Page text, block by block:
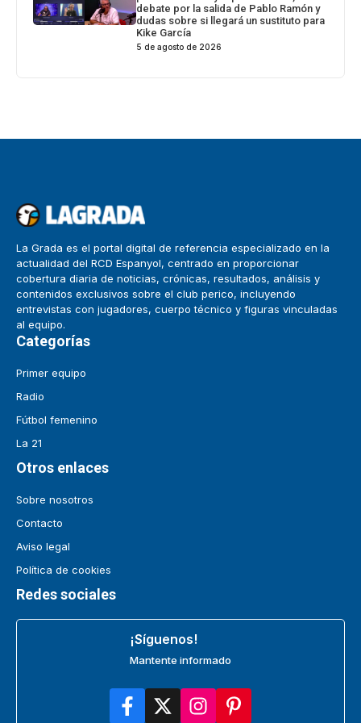
debate por la salida de Pablo Ramón y
dudas sobre si llegará un sustituto para
Kike García
5 de agosto de 2026
La Grada es el portal digital de referencia especializado en la
actualidad del RCD Espanyol, centrado en proporcionar
cobertura diaria de noticias, crónicas, resultados, análisis y
contenidos exclusivos sobre el club perico, incluyendo
entrevistas con jugadores, cuerpo técnico y figuras vinculadas
al equipo.
Categorías
Primer equipo
Radio
Fútbol femenino
La 21
Otros enlaces
Sobre nosotros
Contacto
Aviso legal
Política de cookies
Redes sociales
¡Síguenos!
Mantente informado